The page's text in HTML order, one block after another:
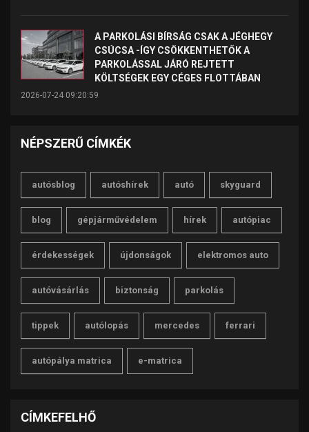
A PARKOLÁSI BÍRSÁG CSAK A JÉGHEGY
CSÚCSA -ÍGY CSÖKKENTHETŐK A
PARKOLÁSSAL JÁRÓ REJTETT
KÖLTSÉGEK EGY CÉGES FLOTTÁBAN
2026-07-24 09:20:59
NÉPSZERŰ CÍMKÉK
autósblog autóshírek autó skyguard
blog gépjárművédelem hírek autópiac
érdekességek újdonságok elektromos auto
autóvásárlás biztonság parkolás
tippek autólopás mercedes ferrari
autópálya matrica e-matrica
CÍMKEFELHŐ